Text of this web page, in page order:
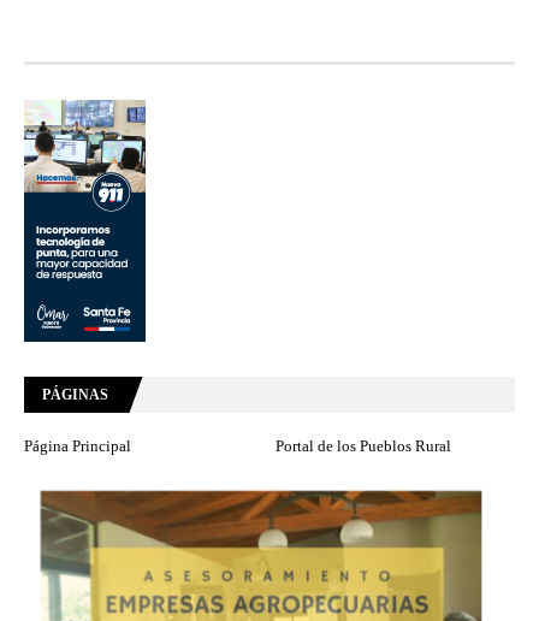
PÁGINAS
Página Principal Portal de los Pueblos Rural